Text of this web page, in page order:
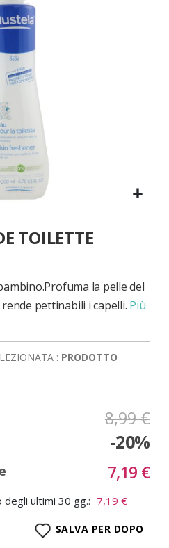
TOILETTE
la pelle del
pettinabili i capelli. Più
: PRODOTTO
8,99 €
-20%
7,19 €
ultimi 30 gg.: 7,19 €
SALVA PER DOPO